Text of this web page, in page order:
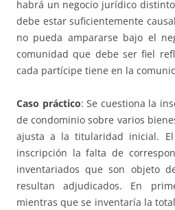
habrá un negocio jurídico
debe estar suficientemente
no pueda ampararse bajo el
comunidad que debe ser fiel
cada partícipe tiene en la
Caso práctico: Se cuestiona la
de condominio sobre varios
ajusta a la titularidad inicial. El
inscripción la falta de
inventariados que son objeto
resultan adjudicados. En
mientras que se inventaría la